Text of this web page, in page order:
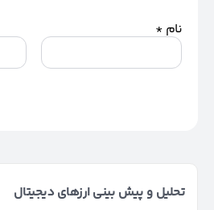
نام *
تحلیل و پیش بینی ارزهای دیجیتال